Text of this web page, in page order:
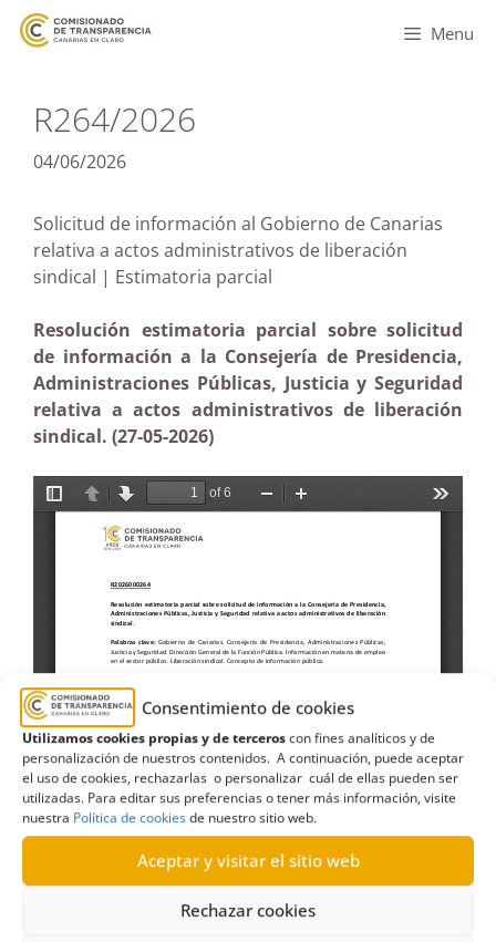
Consentimiento de cookies
Utilizamos cookies propias y de terceroscon fines analíticos y de
personalización de nuestros contenidos. A continuación, puede aceptar
el uso de cookies, rechazarlas o personalizar cuál de ellas pueden ser
utilizadas. Para editar sus preferencias o tener más información, visite
nuestra Política de cookiesde nuestro sitio web.
Aceptar y visitar el sitio web
Rechazar cookies
Menu
R264/2026
04/06/2026
Solicitud de información al Gobierno de Canarias
relativa a actos administrativos de liberación
sindical | Estimatoria parcial
Resolución estimatoria parcial sobre solicitud
de información a la Consejería de Presidencia,
Administraciones Públicas, Justicia y Seguridad
relativa a actos administrativos de liberación
sindical. (27-05-2026)